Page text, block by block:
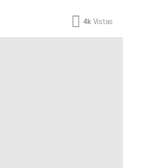
4k Vistas